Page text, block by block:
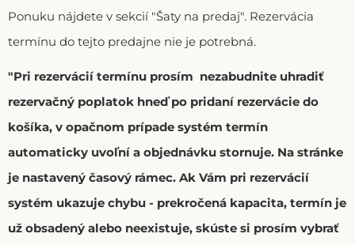
Ponuku nájdete v sekcií "Šaty na predaj". Rezervácia
termínu do tejto predajne nie je potrebná.
"Pri rezervácií termínu prosím nezabudnite uhradiť
rezervačný poplatok hneď po pridaní rezervácie do
košíka, v opačnom prípade systém termín
automaticky uvoľní a objednávku stornuje. Na stránke
je nastavený časový rámec. Ak Vám pri rezervácií
systém ukazuje chybu - prekročená kapacita, termín je
už obsadený alebo neexistuje, skúste si prosím vybrať